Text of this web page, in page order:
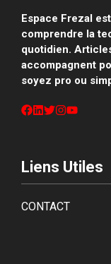
Espace Frezal
comprendre la
quotidien.
accompagnent
soyez pro ou
Liens Utiles
CONTACT